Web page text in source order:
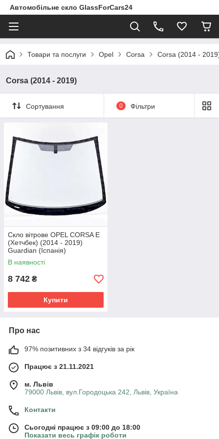
Автомобільне скло GlassForCars24
Товари та послуги Opel Corsa Corsa (2014 -
Corsa (2014 - 2019)
Сортування 0 Фільтри
Скло вітрове OPEL CORSA E
(Хетчбек) (2014 - 2019)
Guardian (Іспанія)
В наявності
8 742 ₴
Купити
Про нас
97% позитивних з 34 відгуків за рік
Працює з 21.11.2021
м. Львів
79000 Львів, вул.Городоцька 242, Львів, Україна
Контакти
Сьогодні працює з 09:00 до 18:00
Показати весь графік роботи